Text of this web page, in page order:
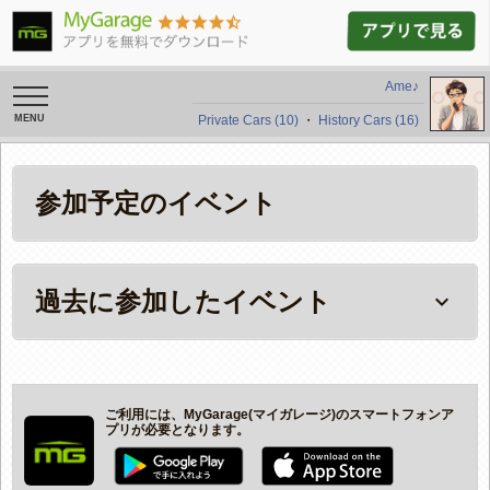
toggle
navigation
Ame♪
Private Cars (10) ・ History Cars (16)
参加予定のイベント
過去に参加したイベント keyboard_arrow_down
ご利用には、MyGarage(マイガレージ)のスマートフォンア
プリが必要となります。